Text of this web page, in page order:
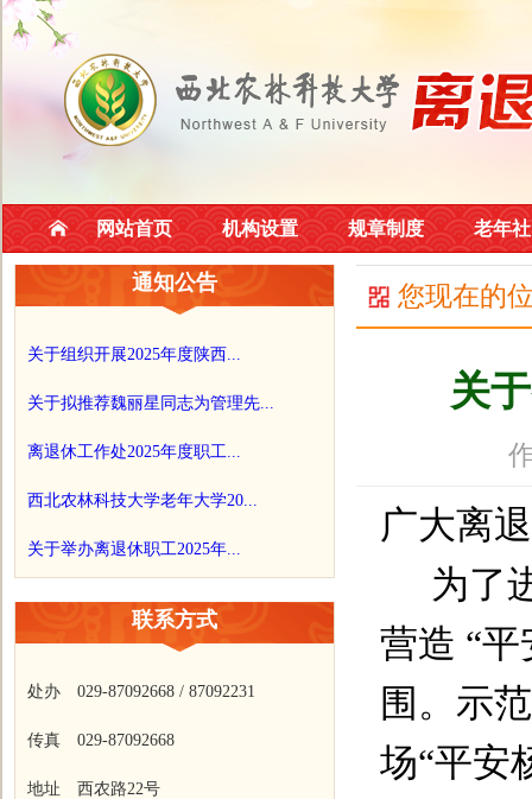
网站首页 机构设置 规章制度 老年
通知公告
关于组织开展2025年度陕西...
关于拟推荐魏丽星同志为管理先...
离退休工作处2025年度职工...
西北农林科技大学老年大学20...
关于举办离退休职工2025年...
联系方式
处办 029-87092668 / 87092231
传真 029-87092668
地址 西农路22号
您现在的
关
广大离
为了
营造 “
围。示
场“平安